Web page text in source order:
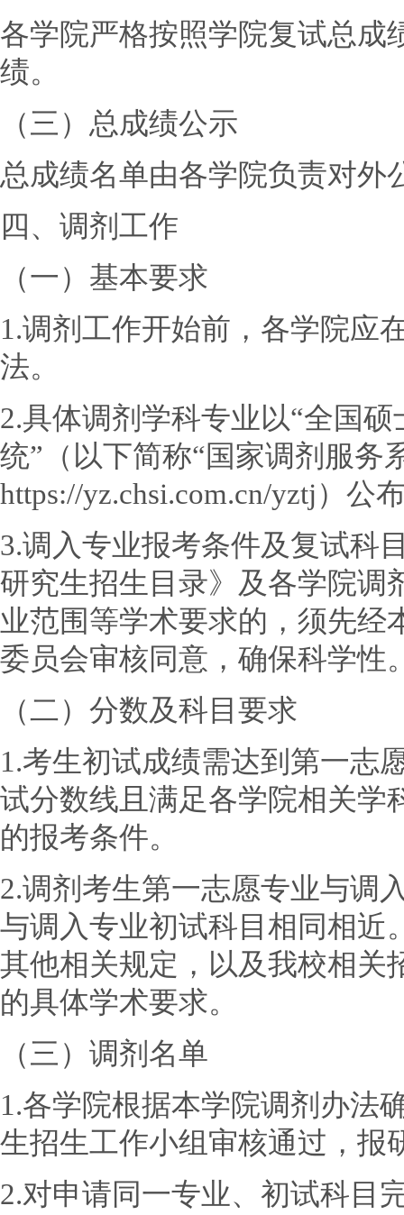
各学院严格按照学院复试总成
绩。
（三）总成绩公示
总成绩名单由各学院负责对外
四、调剂工作
（一）基本要求
1.调剂工作开始前，各学院应
法。
2.具体调剂学科专业以“全国
统”（以下简称“国家调剂服务
https://yz.chsi.com.cn/yztj）公
3.调入专业报考条件及复试科
研究生招生目录》及各学院调
业范围等学术要求的，须先经
委员会审核同意，确保科学性
（二）分数及科目要求
1.考生初试成绩需达到第一志
试分数线且满足各学院相关学
的报考条件。
2.调剂考生第一志愿专业与调
与调入专业初试科目相同相近
其他相关规定，以及我校相关
的具体学术要求。
（三）调剂名单
1.各学院根据本学院调剂办法
生招生工作小组审核通过，报
2.对申请同一专业、初试科目